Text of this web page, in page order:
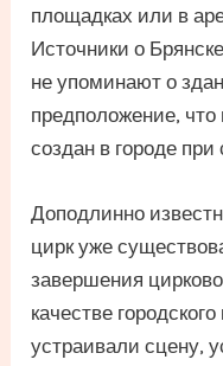
площадках или в
Источники о
не упоминают о
предположение,
создан в городе при
Доподлинно
цирк уже
завершения
качестве
устраивали сцену,